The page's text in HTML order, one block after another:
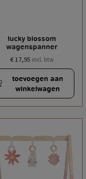
lucky blossom
wagenspanner
€ 17,95 incl. btw
toevoegen aan
winkelwagen